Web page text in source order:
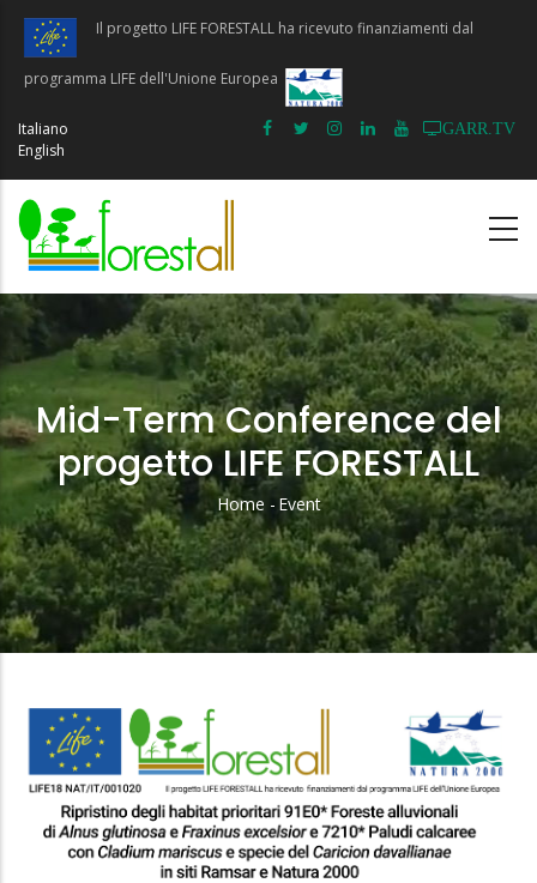
Salta
contenuto
principale
Il progetto LIFE FORESTALL ha ricevuto finanziamenti dal
programma LIFE dell'Unione Europea
GARR.TV
Italiano
English
Mid-Term Conference del
progetto LIFE FORESTALL
Briciole
Di
Pane
Home - Event